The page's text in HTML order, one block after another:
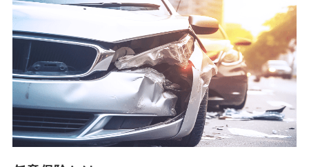
【共同して利用される利用データの項目】
当社又は株式会社NTTドコモがサービス提供等を通じて取得
した、以下の情報などの個人データ
基本情報
氏名、電話番号、メールアドレス、お客さまの識別子、
属性、連絡先、dポイントサービスのご利用に関する情
報。例として、dポイントカード番号、性別、年齢、家族
構成、住所、dポイント残高、dポイント利用履歴などが
含まれます。